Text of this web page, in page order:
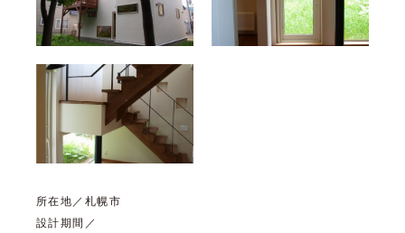
所在地／札幌市
設計期間／